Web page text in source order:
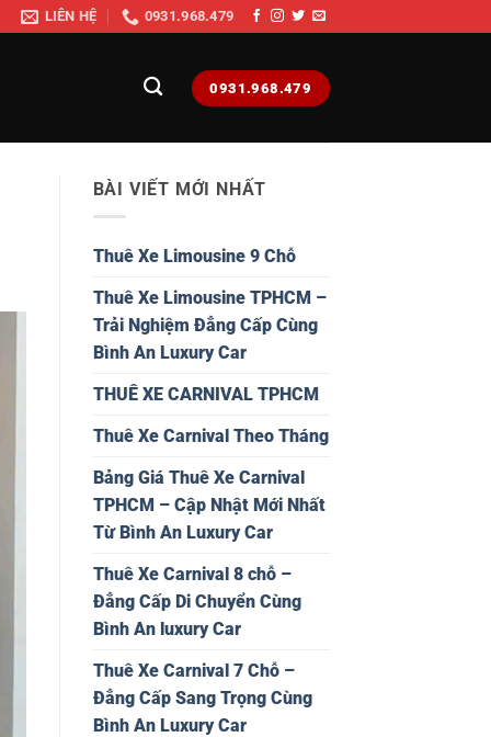
LIÊN HỆ 0931.968.479
0931.968.479
BÀI VIẾT MỚI NHẤT
Thuê Xe Limousine 9 Chỗ
Thuê Xe Limousine TPHCM –
Trải Nghiệm Đẳng Cấp Cùng
Bình An Luxury Car
THUÊ XE CARNIVAL TPHCM
Thuê Xe Carnival Theo Tháng
Bảng Giá Thuê Xe Carnival
TPHCM – Cập Nhật Mới Nhất
Từ Bình An Luxury Car
Thuê Xe Carnival 8 chỗ –
Đẳng Cấp Di Chuyển Cùng
Bình An luxury Car
Thuê Xe Carnival 7 Chỗ –
Đẳng Cấp Sang Trọng Cùng
Bình An Luxury Car